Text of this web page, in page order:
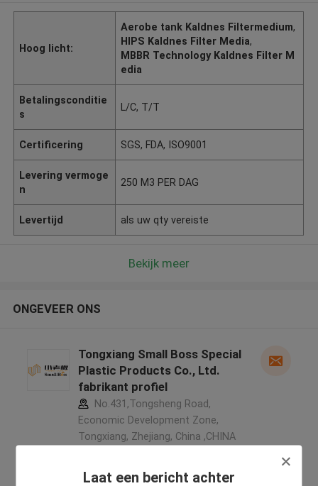
Laat een bericht achter
Hoog licht:
Aerobe tank Kaldnes Filtermedium,
HIPS Kaldnes Filter Media,
MBBR Technology Kaldnes Filter M
edia
Betalingsconditie
s
L/C, T/T
Certificering SGS, FDA, ISO9001
Levering vermoge
n
250 M3 PER DAG
Levertijd als uw qty vereiste
Bekijk meer
ONGEVEER ONS
Tongxiang Small Boss Special
Plastic Products Co., Ltd.
fabrikant profiel
No.431,Tongsheng Road,
Economic Development Zone,
Tongxiang, Zhejiang, China ,CHINA
Geverifieerde Leverancier